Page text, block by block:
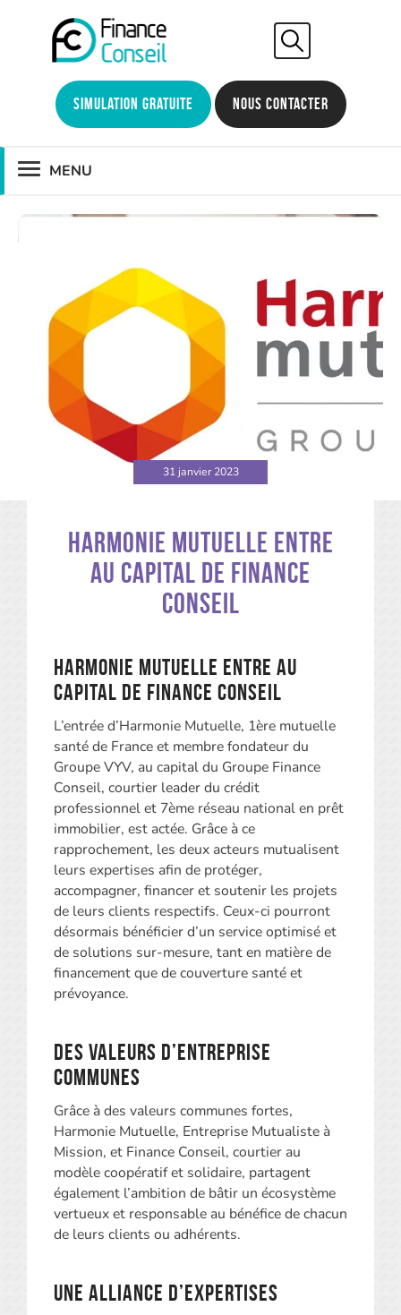
Simulation gratuite Nous contacter
MENU
31 janvier 2023
Harmonie Mutuelle entre
au capital de Finance
Conseil
Harmonie Mutuelle entre au
capital de Finance Conseil
L’entrée d’Harmonie Mutuelle, 1ère mutuelle
santé de France et membre fondateur du
Groupe VYV, au capital du Groupe Finance
Conseil, courtier leader du crédit
professionnel et 7ème réseau national en prêt
immobilier, est actée. Grâce à ce
rapprochement, les deux acteurs mutualisent
leurs expertises afin de protéger,
accompagner, financer et soutenir les projets
de leurs clients respectifs. Ceux-ci pourront
désormais bénéficier d’un service optimisé et
de solutions sur-mesure, tant en matière de
financement que de couverture santé et
prévoyance.
Des valeurs d’entreprise
communes
Grâce à des valeurs communes fortes,
Harmonie Mutuelle, Entreprise Mutualiste à
Mission, et Finance Conseil, courtier au
modèle coopératif et solidaire, partagent
également l’ambition de bâtir un écosystème
vertueux et responsable au bénéfice de chacun
de leurs clients ou adhérents.
Une alliance d’expertises